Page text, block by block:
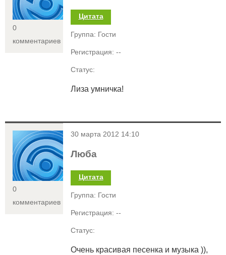
0
комментариев
Цитата
Группа: Гости
Регистрация: --
Статус:
Лиза умничка!
<
0
комментариев
30 марта 2012 14:10
Люба
Цитата
Группа: Гости
Регистрация: --
Статус:
Очень красивая песенка и музыка )),